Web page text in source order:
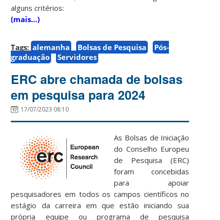
alguns critérios:
(mais…)
Tags: alemanha Bolsas de Pesquisa
Pós-
graduação
Servidores
ERC abre chamada de bolsas
em pesquisa para 2024
17/07/2023 08:10
As Bolsas de Iniciação
do Conselho Europeu
de Pesquisa (ERC)
foram concebidas
para apoiar
pesquisadores em todos os campos científicos no
estágio da carreira em que estão iniciando sua
própria equipe ou programa de pesquisa